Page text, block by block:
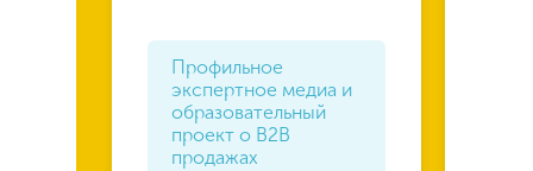
Профильное
экспертное медиа и
образовательный
проект о B2B
продажах